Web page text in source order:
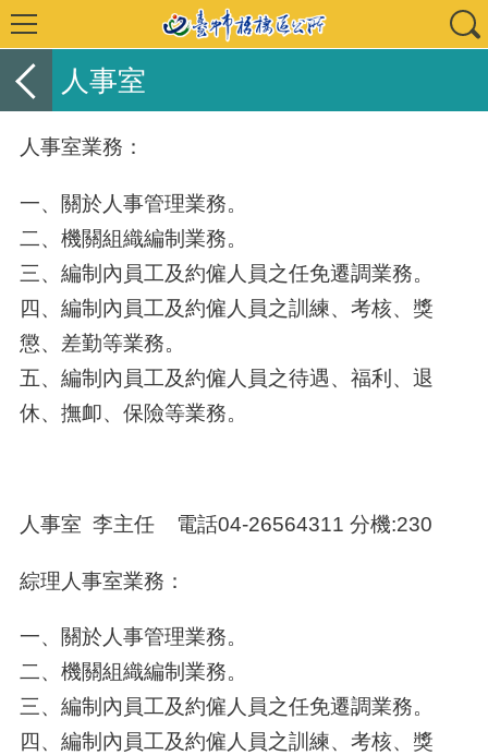
人事室
人事室業務：
一、關於人事管理業務。
二、機關組織編制業務。
三、編制內員工及約僱人員之任免遷調業務。
四、編制內員工及約僱人員之訓練、考核、獎
懲、差勤等業務。
五、編制內員工及約僱人員之待遇、福利、退
休、撫卹、保險等業務。
人事室 李主任 電話04-26564311 分機:230
綜理人事室業務：
一、關於人事管理業務。
二、機關組織編制業務。
三、編制內員工及約僱人員之任免遷調業務。
四、編制內員工及約僱人員之訓練、考核、獎